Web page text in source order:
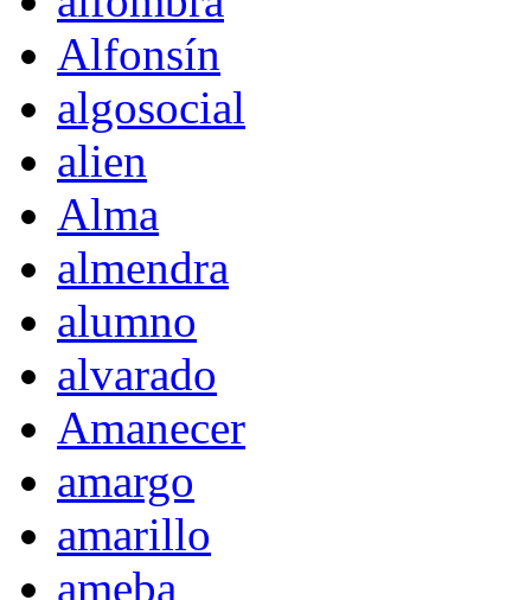
Alfonsín
algosocial
alien
Alma
almendra
alumno
alvarado
Amanecer
amargo
amarillo
ameba